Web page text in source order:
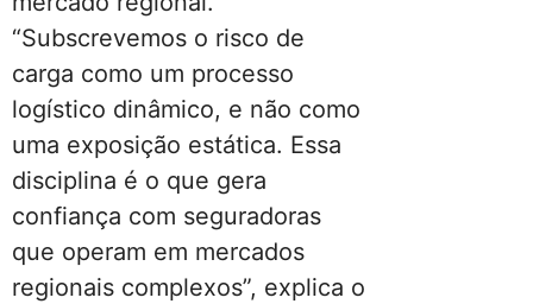
“Subscrevemos o risco de
carga como um processo
logístico dinâmico, e não como
uma exposição estática. Essa
disciplina é o que gera
confiança com seguradoras
que operam em mercados
regionais complexos”, explica o